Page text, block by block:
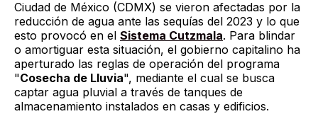
Ciudad de México (CDMX) se vieron afectadas por la
reducción de agua ante las sequías del 2023 y lo que
esto provocó en el Sistema Cutzmala. Para blindar
o amortiguar esta situación, el gobierno capitalino ha
aperturado las reglas de operación del programa
"Cosecha de Lluvia", mediante el cual se busca
captar agua pluvial a través de tanques de
almacenamiento instalados en casas y edificios.